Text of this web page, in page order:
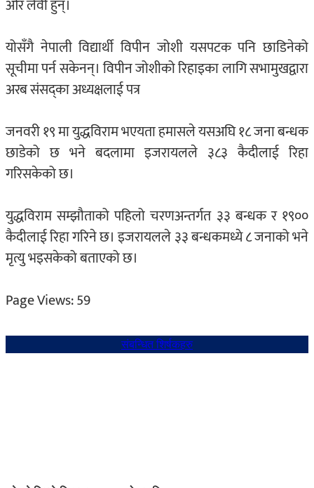
ओर लेवी हुन्।
योसँगै नेपाली विद्यार्थी विपीन जोशी यसपटक पनि छाडिनेको
सूचीमा पर्न सकेनन्। विपीन जोशीको रिहाइका लागि सभामुखद्वारा
अरब संसद्‌का अध्यक्षलाई पत्र
जनवरी १९ मा युद्धविराम भएयता हमासले यसअघि १८ जना बन्धक
छाडेको छ भने बदलामा इजरायलले ३८३ कैदीलाई रिहा
गरिसकेको छ।
युद्धविराम सम्झौताको पहिलो चरणअन्तर्गत ३३ बन्धक र १९००
कैदीलाई रिहा गरिने छ। इजरायलले ३३ बन्धकमध्ये ८ जनाको भने
मृत्यु भइसकेको बताएको छ।
Page Views:59
संबन्धित शिर्षकहरु